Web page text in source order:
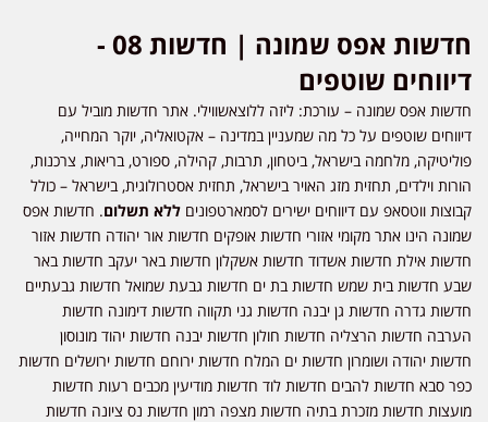
חדשות אפס שמונה | חדשות 08 -
דיווחים שוטפים
חדשות אפס שמונה – עורכת: ליזה ללוצאשווילי. אתר חדשות מוביל עם
דיווחים שוטפים על כל מה שמעניין במדינה – אקטואליה, יוקר המחייה,
פוליטיקה, מלחמה בישראל, ביטחון, תרבות, קהילה, ספורט, בריאות, צרכנות,
הורות וילדים, תחזית מזג האויר בישראל, תחזית אסטרולוגית, בישראל – כולל
קבוצות ווטסאפ עם דיווחים ישירים לסמארטפונים ללא תשלום. חדשות אפס
שמונה הינו אתר מקומי אזורי חדשות אופקים חדשות אור יהודה חדשות אזור
חדשות אילת חדשות אשדוד חדשות אשקלון חדשות באר יעקב חדשות באר
שבע חדשות בית שמש חדשות בת ים חדשות גבעת שמואל חדשות גבעתיים
חדשות גדרה חדשות גן יבנה חדשות גני תקווה חדשות דימונה חדשות
הערבה חדשות הרצליה חדשות חולון חדשות יבנה חדשות יהוד מונוסון
חדשות יהודה ושומרון חדשות ים המלח חדשות ירוחם חדשות ירושלים חדשות
כפר סבא חדשות להבים חדשות לוד חדשות מודיעין מכבים רעות חדשות
מועצות חדשות מזכרת בתיה חדשות מצפה רמון חדשות נס ציונה חדשות